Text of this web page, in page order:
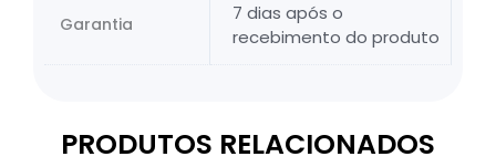
Garantia
7 dias após o
recebimento do produto
PRODUTOS RELACIONADOS